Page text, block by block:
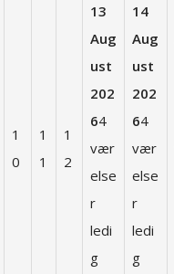
1
0
1
1
1
2
13
Aug
ust
202
64
vær
else
r
ledi
g
14
Aug
ust
202
64
vær
else
r
ledi
g